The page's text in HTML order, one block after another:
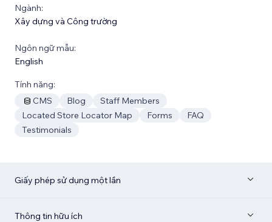
Ngành:
Xây dựng và Công trường
Ngôn ngữ mẫu:
English
Tính năng:
CMS
Blog
Staff Members
Located Store Locator Map
Forms
FAQ
Testimonials
Giấy phép sử dụng một lần
Thông tin hữu ích